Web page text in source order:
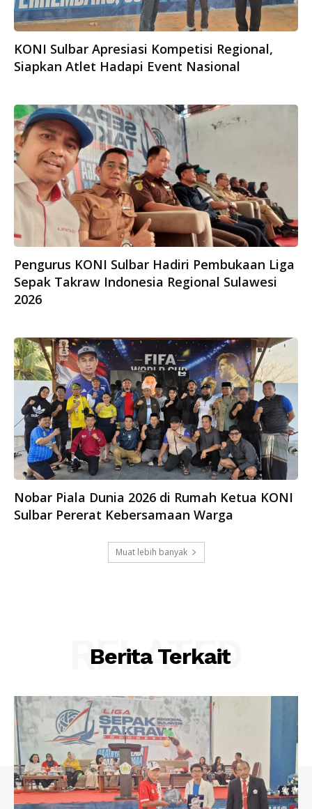
KONI Sulbar Apresiasi Kompetisi Regional,
Siapkan Atlet Hadapi Event Nasional
Pengurus KONI Sulbar Hadiri Pembukaan Liga
Sepak Takraw Indonesia Regional Sulawesi
2026
Nobar Piala Dunia 2026 di Rumah Ketua KONI
Sulbar Pererat Kebersamaan Warga
Muat lebih banyak
Berita Terkait
RELATED